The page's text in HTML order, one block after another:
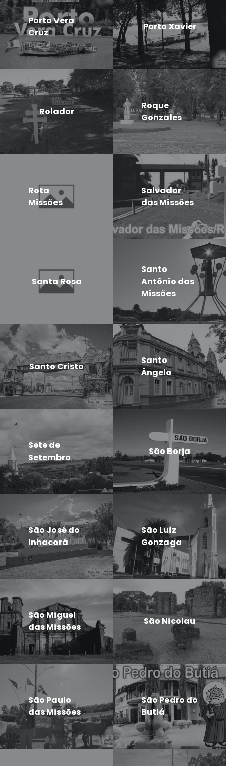
Porto Vera
Cruz
Porto Xavier
Rolador
Roque
Gonzales
Rota
Missões
Salvador
das Missões
Santa Rosa
Santo
Antônio das
Missões
Santo Cristo
Santo
Ângelo
Sete de
Setembro
São Borja
São José do
Inhacorá
São Luiz
Gonzaga
São Miguel
das Missões
São Nicolau
São Paulo
das Missões
São Pedro do
Butiá